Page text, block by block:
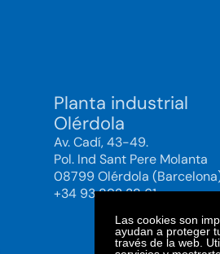
Las cookies son
ayudan a proteger
través de la web.
Planta industrial
Olérdola
Av. Cadí, 43-49.
Pol. Ind Sant Pere Molanta
08799 Olérdola
+34 93 892 38 61
© 2025.